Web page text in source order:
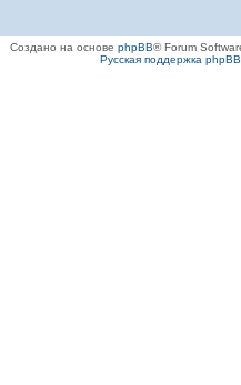
Создано на основе phpBB® Forum
Русская поддержка phpBB